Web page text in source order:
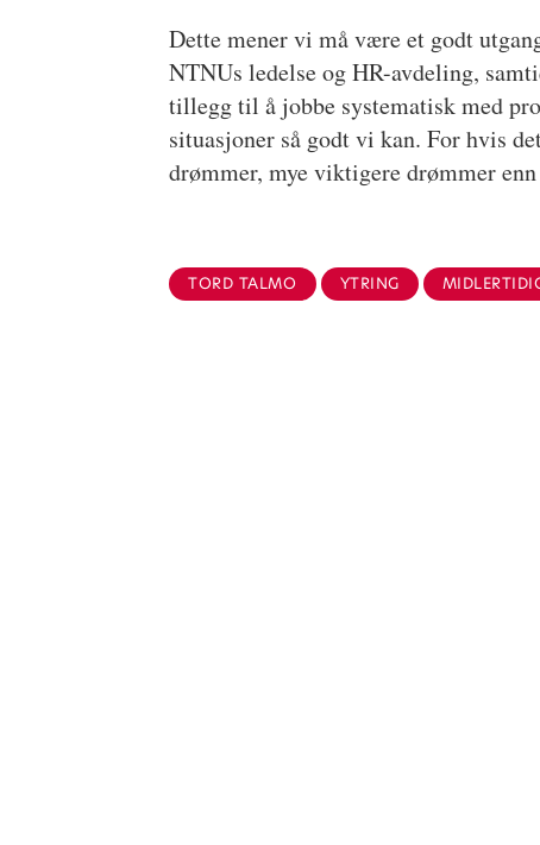
Dette mener vi må være et godt
NTNUs ledelse og HR-avdeling,
tillegg til å jobbe systematisk med
situasjoner så godt vi kan. For hvis
drømmer, mye viktigere drømmer
TORD TALMO YTRING